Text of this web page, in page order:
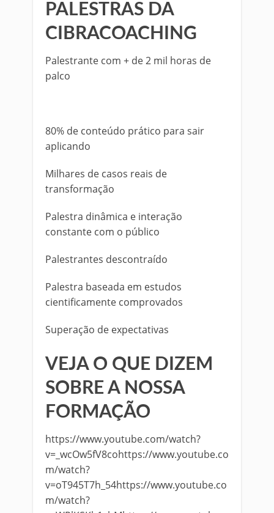
PALESTRAS DA
CIBRACOACHING
Palestrante com + de 2 mil horas de
palco
80% de conteúdo prático para sair
aplicando
Milhares de casos reais de
transformação
Palestra dinâmica e interação
constante com o público
Palestrantes descontraído
Palestra baseada em estudos
cientificamente comprovados
Superação de expectativas
VEJA O QUE DIZEM
SOBRE A NOSSA
FORMAÇÃO
https://www.youtube.com/watch?
v=_wcOw5fV8cohttps://www.youtube.co
m/watch?
v=oT945T7h_54https://www.youtube.co
m/watch?